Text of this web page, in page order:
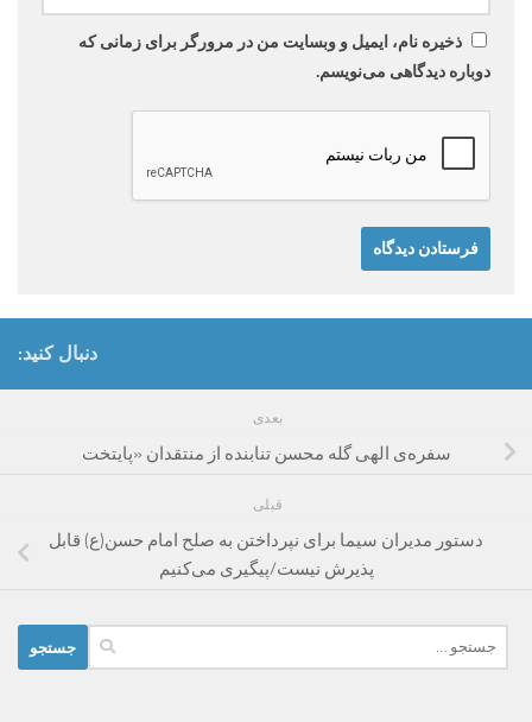
ذخیره نام، ایمیل و وبسایت من در مرورگر برای زمانی که
دوباره دیدگاهی می‌نویسم.
دنبال کنید:
بعدی
سفره‌ی الهی گله محسن تنابنده از منتقدان «پایتخت
قبلی
دستور مدیران سیما برای نپرداختن به صلح امام حسن(ع) قابل
پذیرش نیست/پیگیری می‌کنیم
برای: